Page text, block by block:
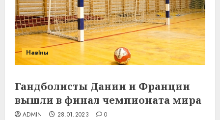
Навіны
Гандболисты Дании и Франции
вышли в финал чемпионата мира
ADMIN 28.01.2023 0